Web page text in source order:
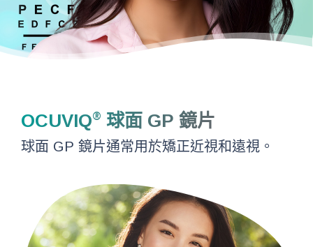
OCUVIQ® 球面 GP 鏡片
球面 GP 鏡片通常用於矯正近視和遠視。